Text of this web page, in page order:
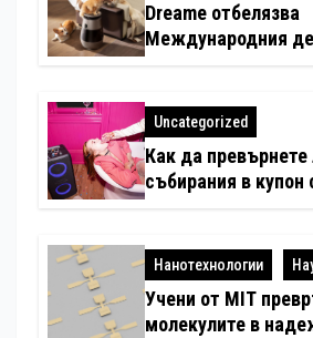
Dreame отбелязва
Международния
любимци
Uncategorized
Как да превърнете
събирания в купон
Нанотехнологии
Учени от MIT
молекулите в